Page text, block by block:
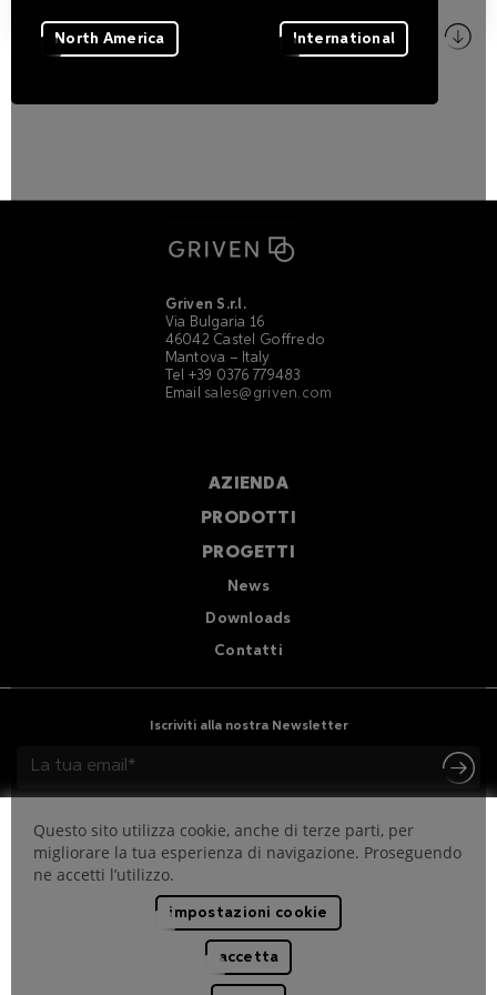
Immagini
Griven S.r.l.
Via Bulgaria 16
46042 Castel Goffredo
Mantova – Italy
Tel +39 0376 779483
Email sales@griven.com
AZIENDA
PRODOTTI
PROGETTI
News
Downloads
Contatti
Iscriviti alla nostra Newsletter
Whistleblowing Privacy e policy per i cookie
North America International
Questo sito utilizza cookie, anche di terze parti, per
migliorare la tua esperienza di navigazione. Proseguendo
ne accetti l’utilizzo.
impostazioni cookie
accetta